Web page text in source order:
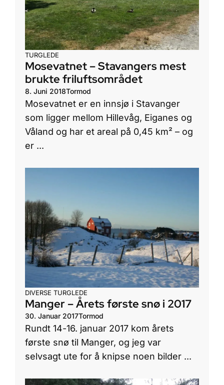
TURGLEDE
Mosevatnet – Stavangers mest
brukte friluftsområdet
8. Juni 2018Tormod
Mosevatnet er en innsjø i Stavanger
som ligger mellom Hillevåg, Eiganes og
Våland og har et areal på 0,45 km² – og
er ...
DIVERSE TURGLEDE
Manger – Årets første snø i 2017
30. Januar 2017Tormod
Rundt 14-16. januar 2017 kom årets
første snø til Manger, og jeg var
selvsagt ute for å knipse noen bilder ...